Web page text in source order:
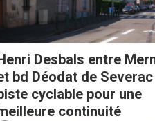
Desbals entre
bd Déodat de
cyclable pour une
continuité